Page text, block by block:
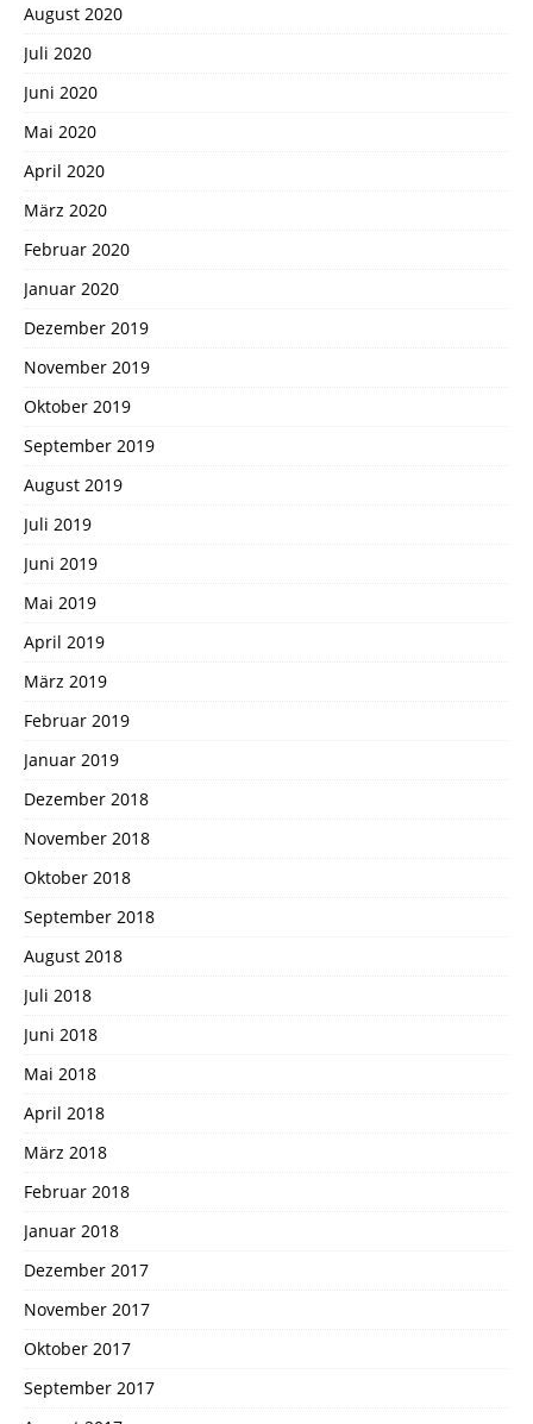
August 2020
Juli 2020
Juni 2020
Mai 2020
April 2020
März 2020
Februar 2020
Januar 2020
Dezember 2019
November 2019
Oktober 2019
September 2019
August 2019
Juli 2019
Juni 2019
Mai 2019
April 2019
März 2019
Februar 2019
Januar 2019
Dezember 2018
November 2018
Oktober 2018
September 2018
August 2018
Juli 2018
Juni 2018
Mai 2018
April 2018
März 2018
Februar 2018
Januar 2018
Dezember 2017
November 2017
Oktober 2017
September 2017